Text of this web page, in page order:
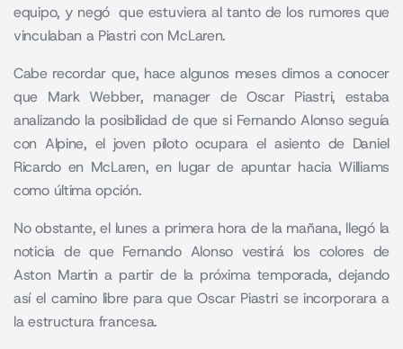
equipo, y negó que estuviera al tanto de los rumores que
vinculaban a Piastri con McLaren.
Cabe recordar que, hace algunos meses dimos a conocer
que Mark Webber, manager de Oscar Piastri, estaba
analizando la posibilidad de que si Fernando Alonso seguía
con Alpine, el joven piloto ocupara el asiento de Daniel
Ricardo en McLaren, en lugar de apuntar hacia Williams
como última opción.
No obstante,el lunes a primera hora de la mañana, llegó la
noticia de que Fernando Alonso vestirá los colores de
Aston Martin a partir de la próxima temporada, dejando
así el camino libre para que Oscar Piastri se incorporara a
la estructura francesa.